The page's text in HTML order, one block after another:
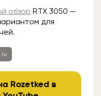
обзор RTX 3050 —
для
ru
Rozetked в